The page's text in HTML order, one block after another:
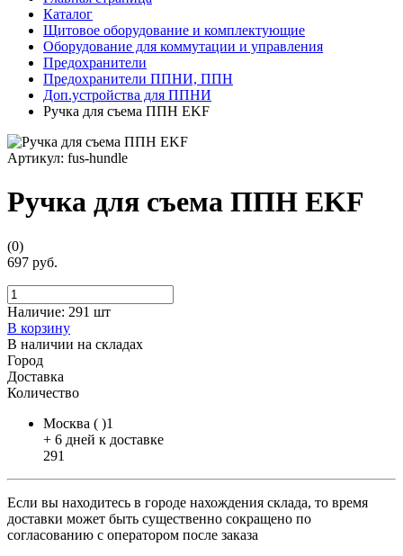
Каталог
Щитовое оборудование и комплектующие
Оборудование для коммутации и управления
Предохранители
Предохранители ППНИ, ППН
Доп.устройства для ППНИ
Ручка для съема ППН EKF
Артикул: fus-hundle
Ручка для съема ППН EKF
(0)
697 руб.
Наличие: 291 шт
В корзину
В наличии на складах
Город
Доставка
Количество
Москва ( )1
+ 6 дней к доставке
291
Если вы находитесь в городе нахождения склада, то время
доставки может быть существенно сокращено по
согласованию с оператором после заказа